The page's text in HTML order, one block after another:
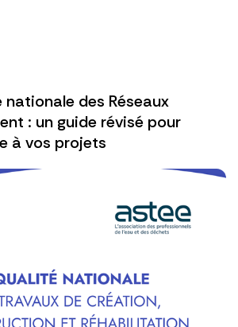
des Réseaux
: un guide révisé pour
à vos projets